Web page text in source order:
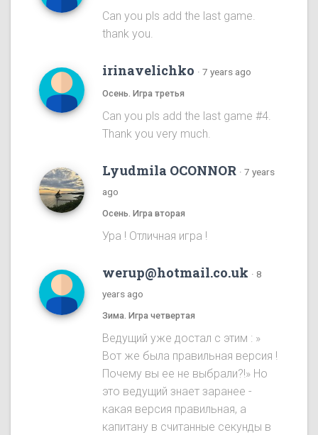
Can you pls add the last game.
thank you.
irinavelichko · 7 years ago
Осень. Игра третья
Can you pls add the last game #4.
Thank you very much.
Lyudmila OCONNOR · 7 years
ago
Осень. Игра вторая
Ура ! Отличная игра !
werup@hotmail.co.uk · 8
years ago
Зима. Игра четвертая
Ведущий уже достал с этим : »
Вот же была правильная версия !
Почему вы ее не выбрали?!» Но
это ведущий знает заранее -
какая версия правильная, а
капитану в считанные секунды в